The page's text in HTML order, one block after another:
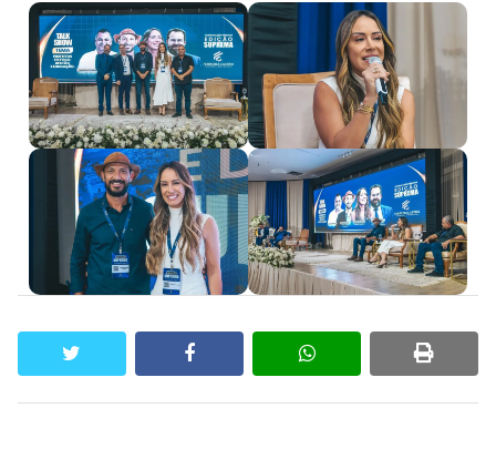
facebook whatsapp print